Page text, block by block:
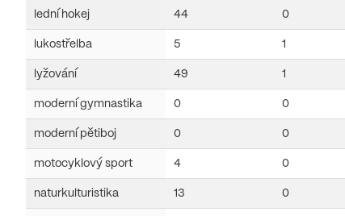
lední hokej 44 0
lukostřelba 5 1
lyžování 49 1
moderní gymnastika 0 0
moderní pětiboj 0 0
motocyklový sport 4 0
naturkulturistika 13 0